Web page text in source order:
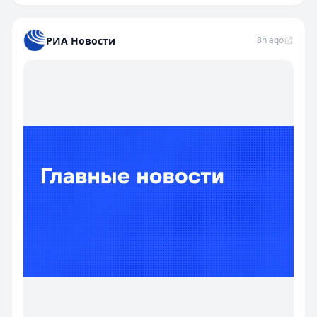
РИА Новости 8h ago